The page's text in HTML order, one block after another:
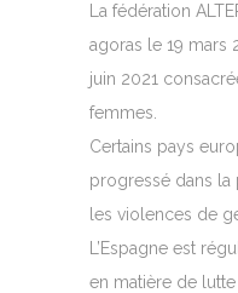
La fédération
agoras le 19 mars
juin 2021
femmes.
Certains pays
progressé dans
les violences de
L’Espagne est
en matière de